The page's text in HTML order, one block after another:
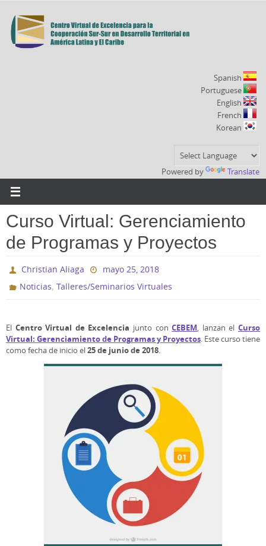
contenido
Spanish
Portuguese
English
French
Korean
Powered by Translate
Curso Virtual: Gerenciamiento
de Programas y Proyectos
Christian Aliaga
mayo 25, 2018
Noticias,Talleres/Seminarios Virtuales
El Centro Virtual de Excelencia junto conCEBEM, lanzan elCurso
Virtual: Gerenciamiento de Programas y Proyectos. Este curso tiene
como fecha de inicio el25 de junio de 2018.